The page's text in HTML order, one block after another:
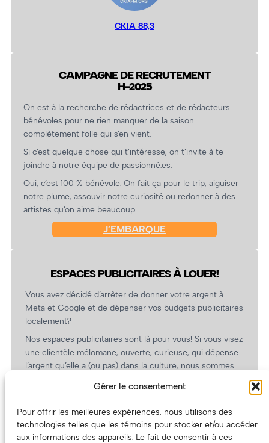
Gérer le consentement
Pour offrir les meilleures expériences, nous utilisons des
technologies telles que les témoins pour stocker et/ou accéder
aux informations des appareils. Le fait de consentir à ces
CKIA 88,3
CAMPAGNE DE RECRUTEMENT
H-2025
On est à la recherche de rédactrices et de rédacteurs
bénévoles pour ne rien manquer de la saison
complètement folle qui s’en vient.
Si c’est quelque chose qui t’intéresse, on t’invite à te
joindre à notre équipe de passionné.es.
Oui, c’est 100 % bénévole. On fait ça pour le trip, aiguiser
notre plume, assouvir notre curiosité ou redonner à des
artistes qu’on aime beaucoup.
J’EMBARQUE
ESPACES PUBLICITAIRES À LOUER!
Vous avez décidé d’arrêter de donner votre argent à
Meta et Google et de dépenser vos budgets publicitaires
localement?
Nos espaces publicitaires sont là pour vous! Si vous visez
une clientèle mélomane, ouverte, curieuse, qui dépense
l’argent qu’elle a (ou pas) dans la culture, nous sommes
revient.
(Oui, on va avoir des tarifs spéciaux pour vous, les